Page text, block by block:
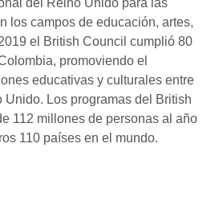
del Reino Unido para las
los campos de educación, artes,
el British Council cumplió 80
promoviendo el
educativas y culturales entre
Unido. Los programas del British
112 millones de personas al año
110 países en el mundo.